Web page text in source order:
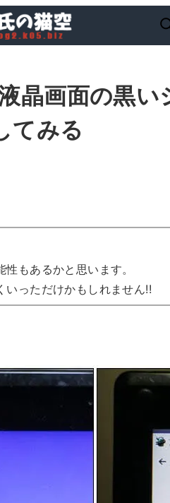
晶画面の黒い
てみる
もあるかと思います。
いっただけかもしれません!!